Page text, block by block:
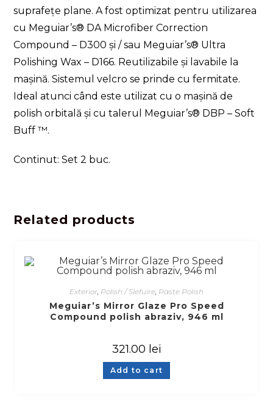
suprafețe plane. A fost optimizat pentru utilizarea
cu Meguiar’s® DA Microfiber Correction
Compound – D300 și / sau Meguiar’s® Ultra
Polishing Wax – D166. Reutilizabile și lavabile la
mașină. Sistemul velcro se prinde cu fermitate.
Ideal atunci când este utilizat cu o mașină de
polish orbitală și cu talerul Meguiar’s® DBP – Soft
Buff ™.
Continut: Set 2 buc.
Related products
Exterior, Polish / Slefuire, Paste Polish
Meguiar’s Mirror Glaze Pro Speed
Compound polish abraziv, 946 ml
321.00 lei
Add to cart